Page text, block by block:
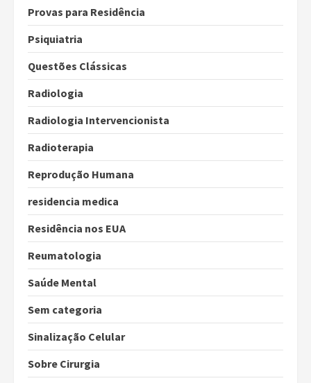
Provas para Residência
Psiquiatria
Questões Clássicas
Radiologia
Radiologia Intervencionista
Radioterapia
Reprodução Humana
residencia medica
Residência nos EUA
Reumatologia
Saúde Mental
Sem categoria
Sinalização Celular
Sobre Cirurgia